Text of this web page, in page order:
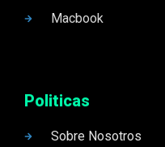
Macbook
Politicas
Sobre Nosotros